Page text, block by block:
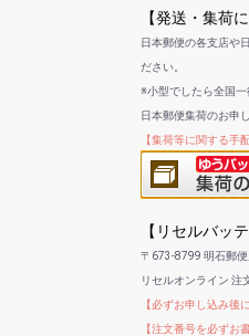
【発送・集荷
日本郵便の各支店や
ださい。
※小型でしたら全国一
日本郵便集荷のお申
【集荷等に関する手
【リセルバッ
〒673-8799 明石郵
リセルオンライン 注
【必ずお申し込み後
【注文番号を必ずお